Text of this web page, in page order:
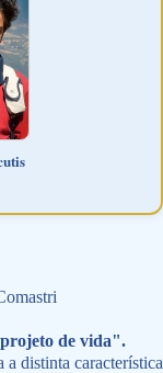
projeto de vida".
a distinta característica